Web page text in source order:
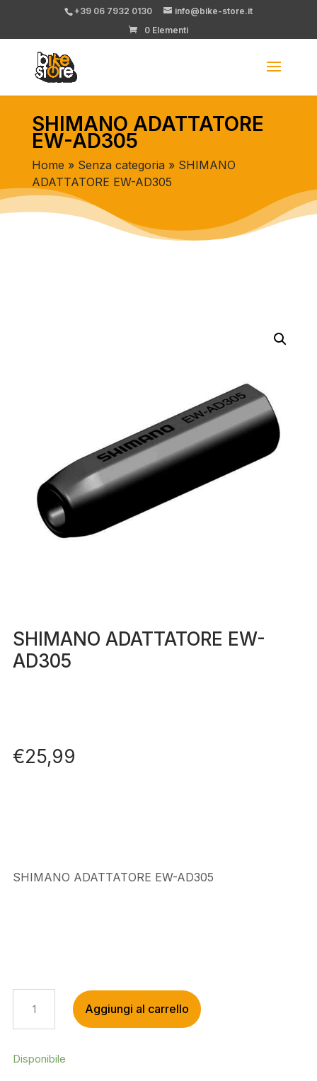
+39 06 7932 0130
info@bike-store.it
0 Elementi
SHIMANO ADATTATORE
EW-AD305
Home » Senza categoria » SHIMANO
ADATTATORE EW-AD305
SHIMANO ADATTATORE EW-
AD305
€25,99
SHIMANO ADATTATORE EW-AD305
ADATTATORE
EW-
QUANTITÀ
Aggiungi al carrello
Disponibile